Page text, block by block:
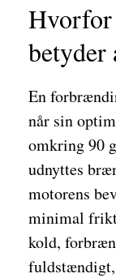
Hvorfor
betyder
En
når sin
omkring 90
udnyttes
motorens
minimal
kold,